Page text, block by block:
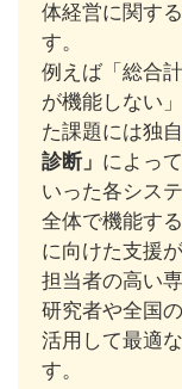
体経営に関す
す。
例えば「総合
が機能しない
た課題には独
診断」 によっ
いった各シス
全体で機能す
に向けた支援
担当者の高い
研究者や全国
活用して最適
す。